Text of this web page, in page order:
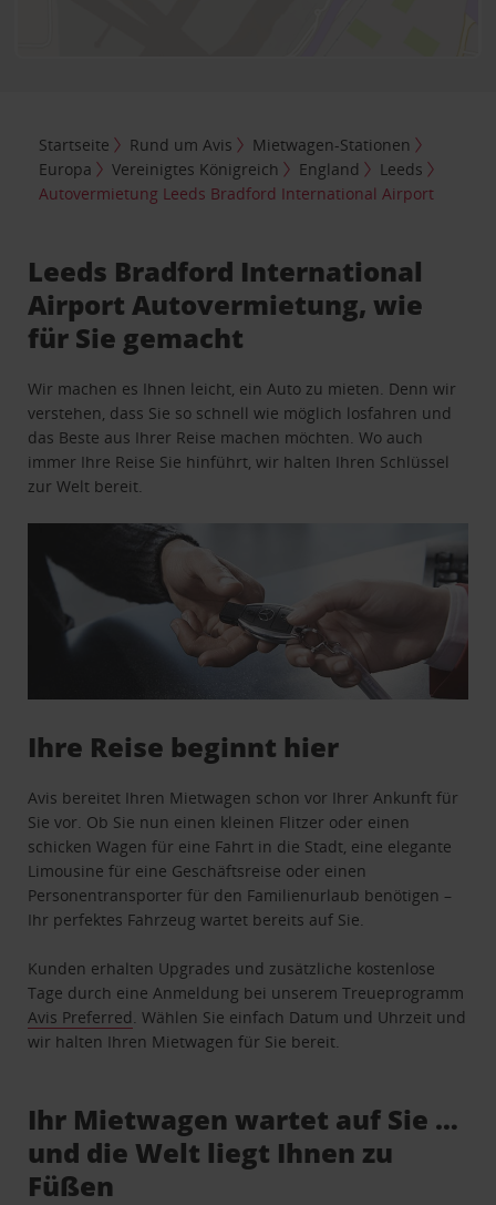
Startseite Rund um Avis
Mietwagen-Stationen
Europa
Vereinigtes Königreich England
Leeds
Autovermietung Leeds Bradford International Airport
Leeds Bradford International
Airport Autovermietung, wie
für Sie gemacht
Wir machen es Ihnen leicht, ein Auto zu mieten. Denn wir
verstehen, dass Sie so schnell wie möglich losfahren und
das Beste aus Ihrer Reise machen möchten. Wo auch
immer Ihre Reise Sie hinführt, wir halten Ihren Schlüssel
zur Welt bereit.
Ihre Reise beginnt hier
Avis bereitet Ihren Mietwagen schon vor Ihrer Ankunft für
Sie vor. Ob Sie nun einen kleinen Flitzer oder einen
schicken Wagen für eine Fahrt in die Stadt, eine elegante
Limousine für eine Geschäftsreise oder einen
Personentransporter für den Familienurlaub benötigen –
Ihr perfektes Fahrzeug wartet bereits auf Sie.
Kunden erhalten Upgrades und zusätzliche kostenlose
Tage durch eine Anmeldung bei unserem Treueprogramm
Avis Preferred . Wählen Sie einfach Datum und Uhrzeit und
wir halten Ihren Mietwagen für Sie bereit.
Ihr Mietwagen wartet auf Sie …
und die Welt liegt Ihnen zu
Füßen